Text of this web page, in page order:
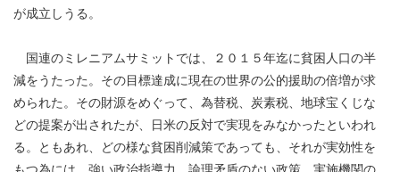
が成立しうる。
国連のミレニアムサミットでは、２０１５年迄に貧困人口の半
減をうたった。その目標達成に現在の世界の公的援助の倍増が求
められた。その財源をめぐって、為替税、炭素税、地球宝くじな
どの提案が出されたが、日米の反対で実現をみなかったといわれ
る。ともあれ、どの様な貧困削減策であっても、それが実効性を